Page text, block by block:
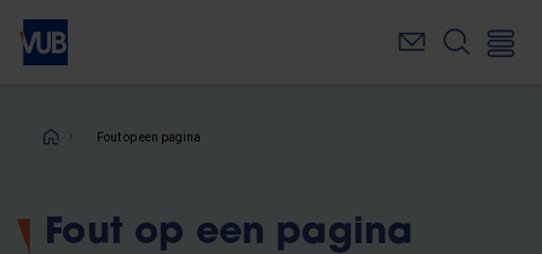
Overslaan
naar
inhoudKruimelpad
Fout op een pagina
Fout op een pagina